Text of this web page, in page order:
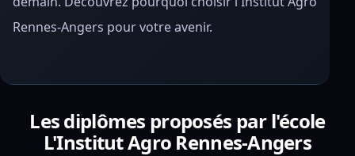
Rennes-Angers pour votre avenir.
Les diplômes proposés par l'école
L'Institut Agro Rennes-Angers